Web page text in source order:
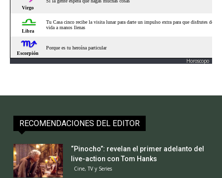
Horoscopo
RECOMENDACIONES DEL EDITOR
“Pinocho”: revelan el primer adelanto del
live-action con Tom Hanks
Cine, TV y Series